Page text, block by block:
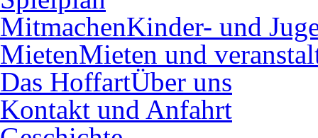
MitmachenKinder- und
MietenMieten und
Das HoffartÜber uns
Kontakt und Anfahrt